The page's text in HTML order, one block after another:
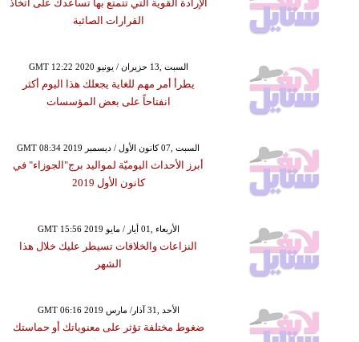
الإرادة القوية التي تتمتع بها تساعدك على اتخاذ
القرارات الصائبة
GMT 12:22 2020 السبت ,13 حزيران / يونيو
يطرأ أمر مهم للغاية يجعلك هذا اليوم أكثر
انفتاحاً على بعض المؤسسات
GMT 08:34 2019 السبت ,07 كانون الأول / ديسمبر
أبرز الأحداث اليوميّة لمواليد برج"الجوزاء" في
كانون الأول 2019
GMT 15:56 2019 الأربعاء ,01 أيار / مايو
النزاعات والخلافات تسيطر عليك خلال هذا
الشهر
GMT 06:16 2019 الأحد ,31 آذار/ مارس
ضغوط مختلفة تؤثر على معنوياتك أو حماستك